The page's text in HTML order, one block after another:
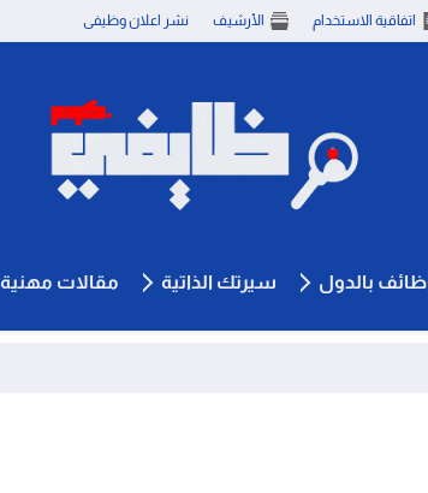
اتفاقية الاستخدام الأرشيف نشر اعلان وظيفى
بالدول سيرتك الذاتية مقالات مهنية